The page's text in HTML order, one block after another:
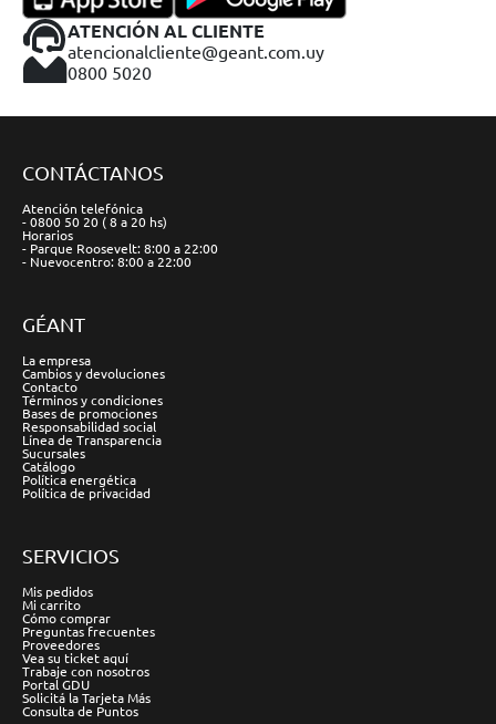
ATENCIÓN AL CLIENTE
atencionalcliente@geant.com.uy
0800 5020
CONTÁCTANOS
Atención telefónica
- 0800 50 20 ( 8 a 20 hs)
Horarios
- Parque Roosevelt: 8:00 a 22:00
- Nuevocentro: 8:00 a 22:00
GÉANT
La empresa
Cambios y devoluciones
Contacto
Términos y condiciones
Bases de promociones
Responsabilidad social
Línea de Transparencia
Sucursales
Catálogo
Política energética
Política de privacidad
SERVICIOS
Mis pedidos
Mi carrito
Cómo comprar
Preguntas frecuentes
Proveedores
Vea su ticket aquí
Trabaje con nosotros
Portal GDU
Solicitá la Tarjeta Más
Consulta de Puntos